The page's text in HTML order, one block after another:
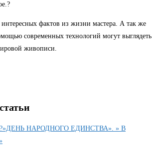
интересных фактов из жизни мастера. А так же
современных технологий могут выглядеть
живописи.
НАРОДНОГО ЕДИНСТВА». » В